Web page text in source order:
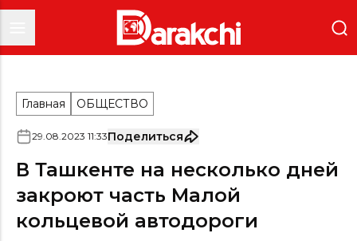
Главная ОБЩЕСТВО
29.08.2023 11:33Поделиться
В Ташкенте на несколько дней
закроют часть Малой
кольцевой автодороги